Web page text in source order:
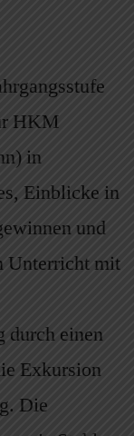
HKM
in
Einblicke in
und
Unterricht mit
durch einen
Exkursion
Die